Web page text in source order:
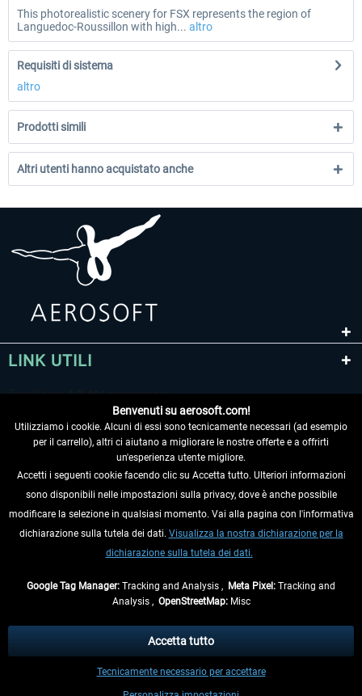
This photorealistic scenery for FSX represents the region of
Languedoc-Roussillon with high... altro
Requisiti di sistema
altro
Prodotti simili
Altri utenti hanno acquistato anche
LINK UTILI
RECEDERE DAL CONTRATTO
INFORMAZIONI
eventualmente le spese di spedizione, se non diversamente descritto.
** Riguarda le spedizioni al di fuori della Germania, i tempi di consegna per le
altre nazioni sono disponibili nelleinformazioni di spedizione
Benvenuti su aerosoft.com!
Utilizziamo i cookie. Alcuni di essi sono tecnicamente necessari (ad esempio
per il carrello), altri ci aiutano a migliorare le nostre offerte e a offrirti
un'esperienza utente migliore.
Accetti i seguenti cookie facendo clic su Accetta tutto. Ulteriori informazioni
sono disponibili nelle impostazioni sulla privacy, dove è anche possibile
modificare la selezione in qualsiasi momento. Vai alla pagina con l'informativa
dichiarazione sulla tutela dei dati. Visualizza la nostra dichiarazione per la
dichiarazione sulla tutela dei dati.
Google Tag Manager: Tracking and Analysis , Meta Pixel: Tracking and
Analysis , OpenStreetMap:Misc
Tecnicamente necessario per accettare
Accetta tutto